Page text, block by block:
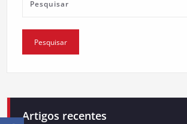
Artigos recentes